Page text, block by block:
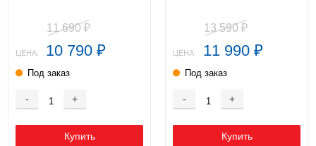
11 690 ₽
ЦЕНА: 10 790 ₽
Под заказ
- +
Купить
13 590 ₽
ЦЕНА: 11 990 ₽
Под заказ
- +
Купить